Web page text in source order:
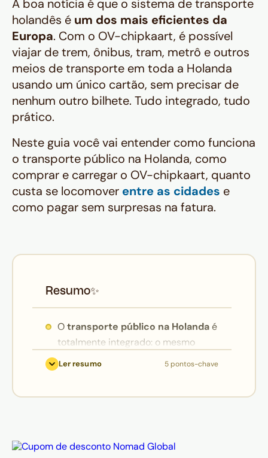
A boa notícia é que o sistema de transporte
holandês é um dos mais eficientes da
Europa. Com o OV-chipkaart, é possível
viajar de trem, ônibus, tram, metrô e outros
meios de transporte em toda a Holanda
usando um único cartão, sem precisar de
nenhum outro bilhete. Tudo integrado, tudo
prático.
Neste guia você vai entender como funciona
o transporte público na Holanda, como
comprar e carregar o OV-chipkaart, quanto
custa se locomover entre as cidades e
como pagar sem surpresas na fatura.
Resumo✨
Otransporte público na Holandaé
totalmente integrado: o mesmo
cartão — o OV-chipkaart — funciona
ser comprado nas máquinas da NS
Ler resumo 5 pontos-chave